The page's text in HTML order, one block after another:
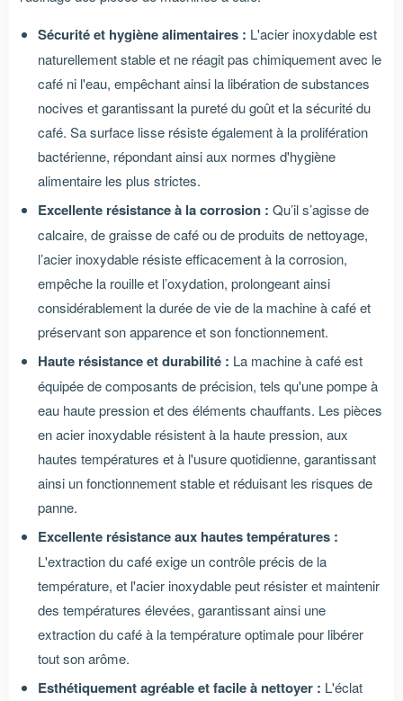
Sécurité et hygiène alimentaires : L'acier inoxydable est
naturellement stable et ne réagit pas chimiquement avec le
café ni l'eau, empêchant ainsi la libération de substances
nocives et garantissant la pureté du goût et la sécurité du
café. Sa surface lisse résiste également à la prolifération
bactérienne, répondant ainsi aux normes d'hygiène
alimentaire les plus strictes.
Excellente résistance à la corrosion : Qu’il s’agisse de
calcaire, de graisse de café ou de produits de nettoyage,
l’acier inoxydable résiste efficacement à la corrosion,
empêche la rouille et l’oxydation, prolongeant ainsi
considérablement la durée de vie de la machine à café et
préservant son apparence et son fonctionnement.
Haute résistance et durabilité : La machine à café est
équipée de composants de précision, tels qu'une pompe à
eau haute pression et des éléments chauffants. Les pièces
en acier inoxydable résistent à la haute pression, aux
hautes températures et à l'usure quotidienne, garantissant
ainsi un fonctionnement stable et réduisant les risques de
panne.
Excellente résistance aux hautes températures :
L'extraction du café exige un contrôle précis de la
température, et l'acier inoxydable peut résister et maintenir
des températures élevées, garantissant ainsi une
extraction du café à la température optimale pour libérer
tout son arôme.
Esthétiquement agréable et facile à nettoyer : L'éclat